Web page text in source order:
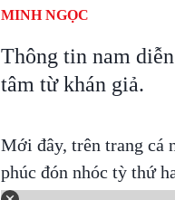
MINH NGỌC
Thông tin nam
tâm từ khán giả.
Mới đây, trên trang cá
phúc đón nhóc tỳ thứ